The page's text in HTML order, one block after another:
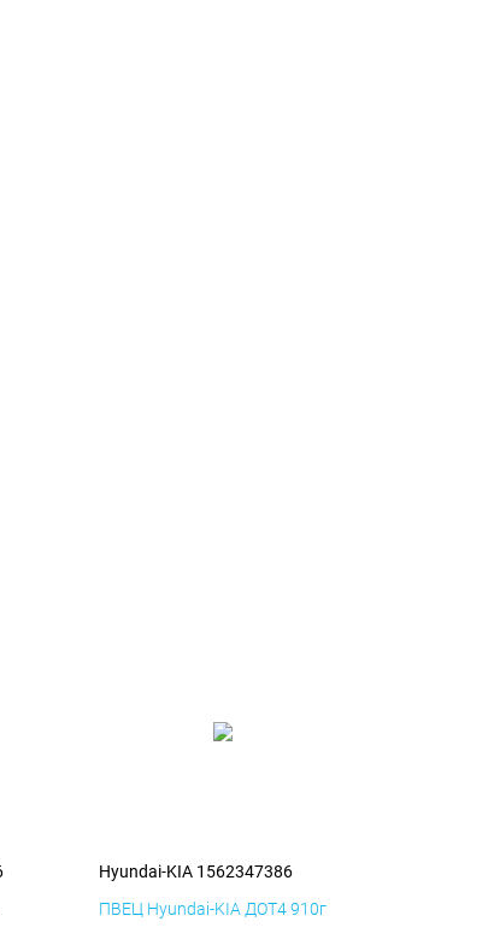
Hyundai-KIA 1562347386
ПВЕЦ Hyundai-KIA ДОТ4 910г